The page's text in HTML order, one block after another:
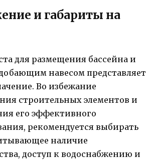
и габариты на
для размещения бассейна и
навесом представляет
Во избежание
строительных элементов и
его эффективного
рекомендуется выбирать
наличие
доступ к водоснабжению и